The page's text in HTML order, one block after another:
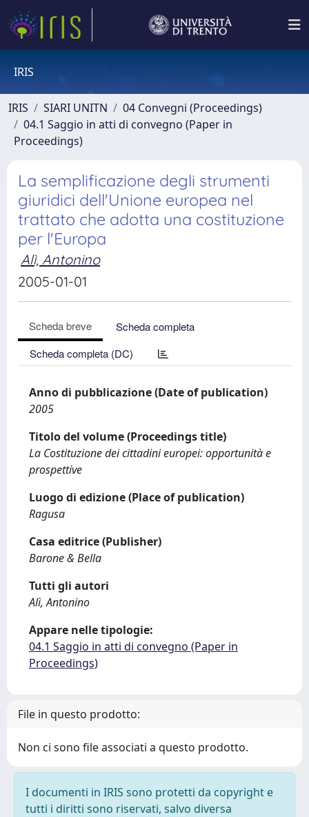
IRIS
IRIS SIARI UNITN
04 Convegni (Proceedings)
04.1 Saggio in atti di convegno (Paper in
Proceedings)
La semplificazione degli strumenti
giuridici dell'Unione europea nel
trattato che adotta una costituzione
per l'Europa
Alì, Antonino
2005-01-01
Scheda breve
Scheda completa
Scheda completa (DC)
Anno di pubblicazione (Date of publication)
2005
Titolo del volume (Proceedings title)
La Costituzione dei cittadini europei: opportunità e
prospettive
Luogo di edizione (Place of publication)
Ragusa
Casa editrice (Publisher)
Barone & Bella
Tutti gli autori
Alì, Antonino
Appare nelle tipologie:
04.1 Saggio in atti di convegno (Paper in
Proceedings)
File in questo prodotto:
Non ci sono file associati a questo prodotto.
I documenti in IRIS sono protetti da copyright e
tutti i diritti sono riservati, salvo diversa